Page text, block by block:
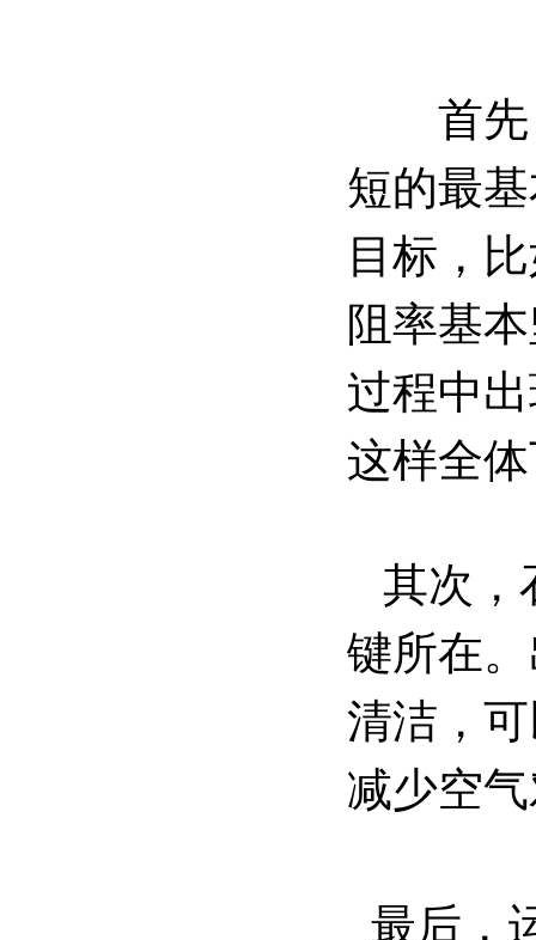
首先，
短的最
目标，
阻率基
过程中
这样全
其次，
键所在
清洁，
减少空
最后，